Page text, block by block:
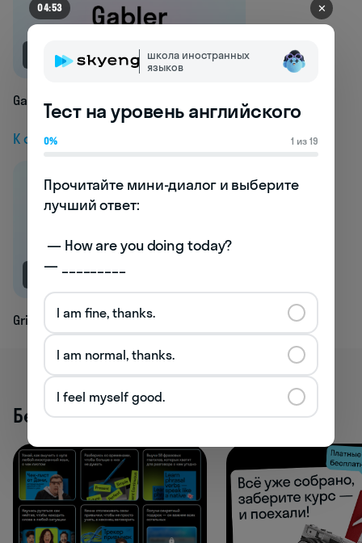
Gabler
К следующей статье
Grindingly
Бесплатные активности
04:49 ✕
школа иностранных
языков
Тест на уровень английского
0% 1 из 19
Прочитайте мини-диалог и выберите
лучший ответ:
— _________
I am fine, thanks.
I am normal, thanks.
I feel myself good.